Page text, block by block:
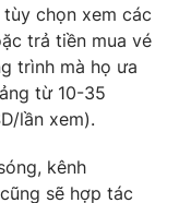
chọn xem các
trả tiền mua vé
trình mà họ ưa
từ 10-35
lần xem).
kênh
sẽ hợp tác